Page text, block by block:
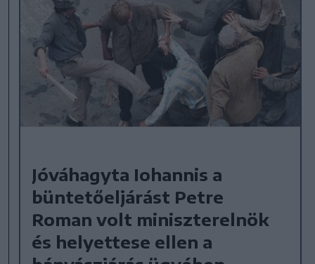
Jóváhagyta Iohannis a
büntetőeljárást Petre
Roman volt miniszterelnök
és helyettese ellen a